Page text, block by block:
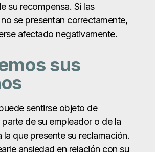
su recompensa. Si las
se presentan correctamente,
afectado negativamente.
sus
sentirse objeto de
de su empleador o de la
la que presente su reclamación.
ansiedad en relación con su